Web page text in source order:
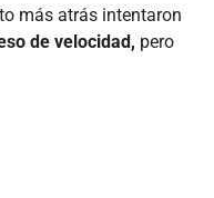
más atrás intentaron
de velocidad, pero